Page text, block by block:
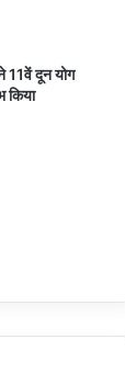
11वें दून योग
किया